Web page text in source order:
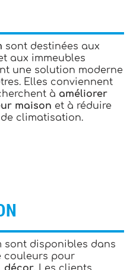
sont destinées aux
aux immeubles
une solution moderne
Elles conviennent
à améliorer
maison et à réduire
climatisation.
sont disponibles dans
couleurs pour